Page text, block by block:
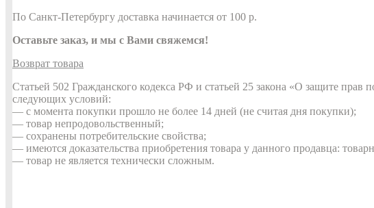
По Санкт-Петербургу доставка начинается от 100 р.
Оставьте заказ, и мы с Вами свяжемся!
Возврат товара
Статьей 502 Гражданского кодекса РФ и статьей 25 закона «О защите
следующих условий:
— с момента покупки прошло не более 14 дней (не считая дня покупки);
— товар непродовольственный;
— сохранены потребительские свойства;
— имеются доказательства приобретения товара у данного продавца:
— товар не является технически сложным.